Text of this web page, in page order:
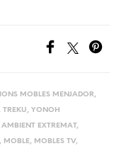
MOBLES MENJADOR,
, TREKU, YONOH
AMBIENT EXTREMAT,
, MOBLE, MOBLES TV,